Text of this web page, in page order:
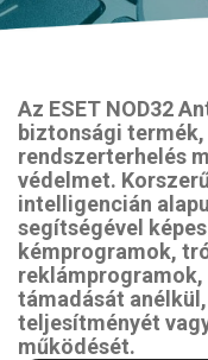
Az ESET NOD32
biztonsági
rendszerterhelés
védelmet.
intelligencián
segítségével
kémprogramok,
támadását
teljesítményét
működését.